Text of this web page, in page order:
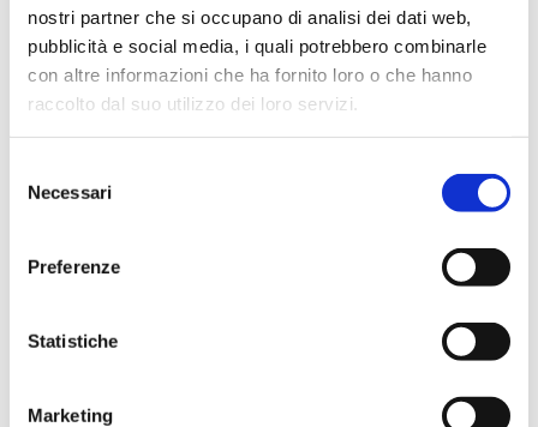
nostri partner che si occupano di analisi dei dati web,
pubblicità e social media, i quali potrebbero combinarle
con altre informazioni che ha fornito loro o che hanno
raccolto dal suo utilizzo dei loro servizi.
delNecessari
Preferenze
Statistiche
Marketing
Scopri tutti i prodotti correlati